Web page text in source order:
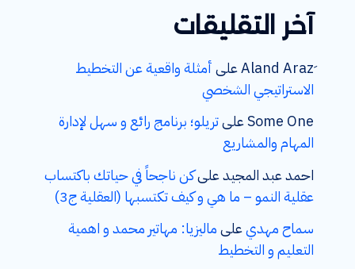
آخر التقليقات
علىأمثلة واقعية عن التخطيط
الاستراتيجي الشخصي
Some Oneعلىتريلو؛ برنامج رائع و سهل لإدارة
المهام والمشاريع
احمد عبد المجيدعلىكن ناجحاً في حياتك باكتساب
عقلية النمو – ما هي و كيف تكتسبها (العقلية ج3)
سماح مهديعلىماليزيا: مهاتير محمد و اهمية
التعليم و التخطيط